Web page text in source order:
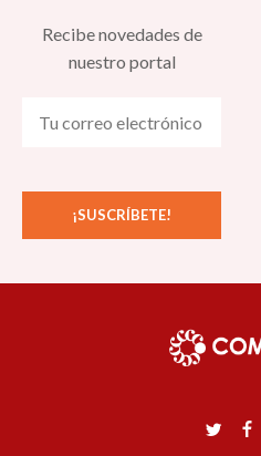
Recibe novedades de
nuestro portal